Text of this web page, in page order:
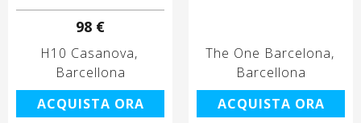
98 €
H10 Casanova
Barcellona
ACQUISTA ORA
The One Barcelona
Barcellona
ACQUISTA ORA